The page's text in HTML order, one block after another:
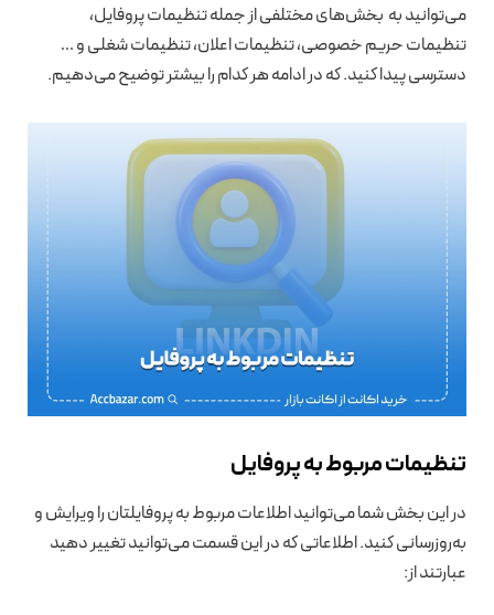
می‌توانید به بخش‌های مختلفی از جمله تنظیمات پروفایل،
تنظیمات حریم خصوصی، تنظیمات اعلان، تنظیمات شغلی و …
دسترسی پیدا کنید. که در ادامه هر کدام را بیشتر توضیح می‌دهیم.
تنظیمات مربوط به پروفایل
در این بخش شما می‌توانید اطلاعات مربوط به پروفایلتان را ویرایش و
به‌روزرسانی کنید. اطلاعاتی که در این قسمت می‌توانید تغییر دهید
عبارتند از: